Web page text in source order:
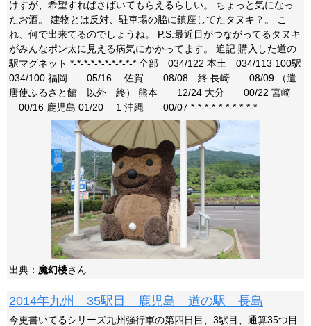
けすが、希望すればさばいてもらえるらしい。 ちょっと気になっ
たお酒。 建物とは反対、駐車場の脇に鎮座してたタヌキ？。 こ
れ、何で出来てるのでしょうね。 P.S.最近目がつながってるタヌキ
がみんなポン太に見える病気にかかってます。 追記 購入した道の
駅マグネット *-*-*-*-*-*-*-*-*-* 全部 034/122 本土 034/113 100駅
034/100 福岡 05/16 佐賀 08/08 終 長崎 08/09 （遣
唐使ふるさと館 以外 終） 熊本 12/24 大分 00/22 宮崎
00/16 鹿児島 01/20 1 沖縄 00/07 *-*-*-*-*-*-*-*-*-*
出典： 魔幻楼さん
2014年九州 35駅目 鹿児島 道の駅 長島
今更書いてるシリーズ九州強行軍の第四日目、3駅目、通算35つ目